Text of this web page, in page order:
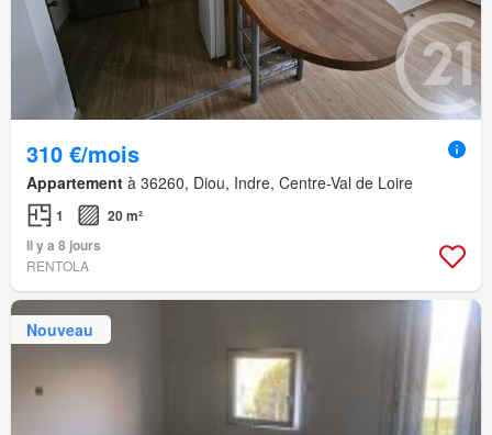
310 €/mois
Appartement à 36260, Diou, Indre, Centre-Val de Loire
1
20 m²
Il y a 8 jours
RENTOLA
Nouveau